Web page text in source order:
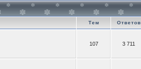
Тем Ответов
107 3 711